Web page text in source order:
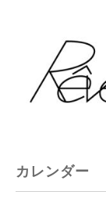
カレンダー